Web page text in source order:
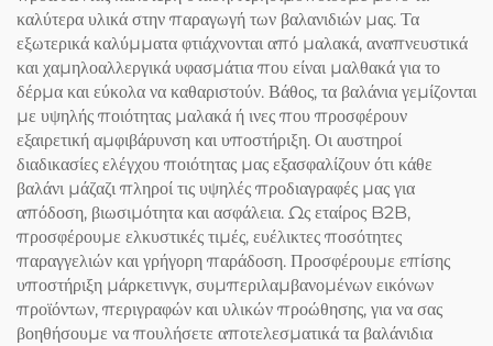
καλύτερα υλικά στην παραγωγή των βαλανιδιών μας. Τα
εξωτερικά καλύμματα φτιάχνονται από μαλακά, αναπνευστικά
και χαμηλοαλλεργικά υφασμάτια που είναι μαλθακά για το
δέρμα και εύκολα να καθαριστούν. Βάθος, τα βαλάνια γεμίζονται
με υψηλής ποιότητας μαλακά ή ινες που προσφέρουν
εξαιρετική αμφιβάρυνση και υποστήριξη. Οι αυστηροί
διαδικασίες ελέγχου ποιότητας μας εξασφαλίζουν ότι κάθε
βαλάνι μάζαζι πληροί τις υψηλές προδιαγραφές μας για
απόδοση, βιωσιμότητα και ασφάλεια. Ως εταίρος B2B,
προσφέρουμε ελκυστικές τιμές, ευέλικτες ποσότητες
παραγγελιών και γρήγορη παράδοση. Προσφέρουμε επίσης
υποστήριξη μάρκετινγκ, συμπεριλαμβανομένων εικόνων
προϊόντων, περιγραφών και υλικών προώθησης, για να σας
βοηθήσουμε να πουλήσετε αποτελεσματικά τα βαλάνιδια